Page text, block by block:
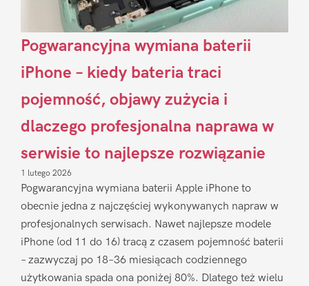
Pogwarancyjna wymiana baterii
iPhone – kiedy bateria traci
pojemność, objawy zużycia i
dlaczego profesjonalna naprawa w
serwisie to najlepsze rozwiązanie
1 lutego 2026
Pogwarancyjna wymiana baterii Apple iPhone to
obecnie jedna z najczęściej wykonywanych napraw w
profesjonalnych serwisach. Nawet najlepsze modele
iPhone (od 11 do 16) tracą z czasem pojemność baterii
– zazwyczaj po 18–36 miesiącach codziennego
użytkowania spada ona poniżej 80%. Dlatego też wielu